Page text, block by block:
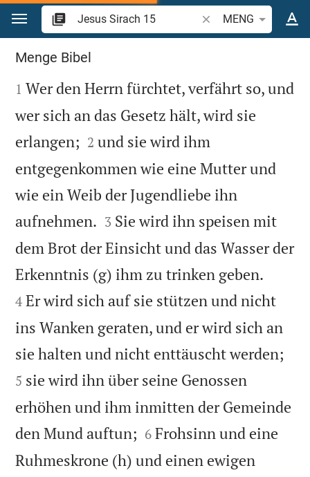
Zum Inhalt springen
Bibelstelle oder
MENG
Jesus Sirach 15
Menge Bibel

1 Wer den Herrn fürchtet, verfährt so, und
wer sich an das Gesetz hält, wird sie
erlangen; 

2 und sie wird ihm
entgegenkommen wie eine Mutter und
wie ein Weib der Jugendliebe ihn
aufnehmen. 

3 Sie wird ihn speisen mit
dem Brot der Einsicht und das Wasser der
Erkenntnis (g) ihm zu trinken geben.
4 Er wird sich auf sie stützen und nicht
ins Wanken geraten, und er wird sich an
sie halten und nicht enttäuscht werden;
5 sie wird ihn über seine Genossen
erhöhen und ihm inmitten der Gemeinde
den Mund auftun; 

6 Frohsinn und eine
Ruhmeskrone (h) und einen ewigen